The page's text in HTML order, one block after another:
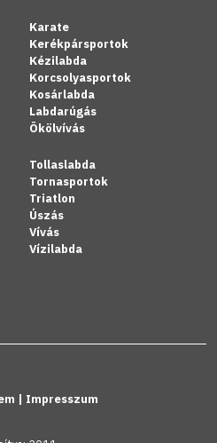
Karate
Kerékpársportok
Kézilabda
Korcsolyasportok
Kosárlabda
Labdarúgás
Ökölvívás
Tollaslabda
Tornasportok
Triatlon
Úszás
Vívás
Vízilabda
| Impresszum